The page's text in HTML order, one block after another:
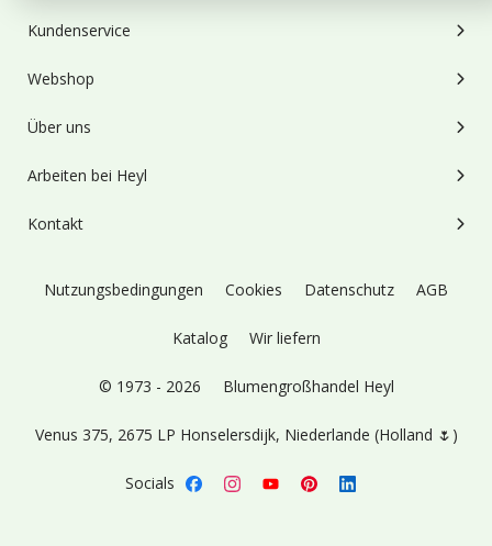
Kundenservice
Webshop
Über uns
Arbeiten bei Heyl
Kontakt
Nutzungsbedingungen Cookies Datenschutz AGB
Katalog Wir liefern
© 1973 - 2026 Blumengroßhandel Heyl
Venus 375, 2675 LP Honselersdijk, Niederlande (Holland 🌷)
Socials